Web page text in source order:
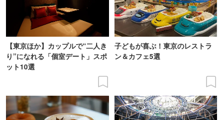
【東京ほか】カップルで“二人き
り”になれる「個室デート」スポ
ット10選
子どもが喜ぶ！東京のレストラ
ン＆カフェ5選